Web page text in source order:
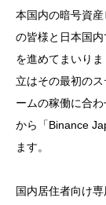
本国内の暗号資
の皆様と日本国
を進めてまいり
立はその最初の
ームの稼働に合
から「Binance
ます。
国内居住者向け